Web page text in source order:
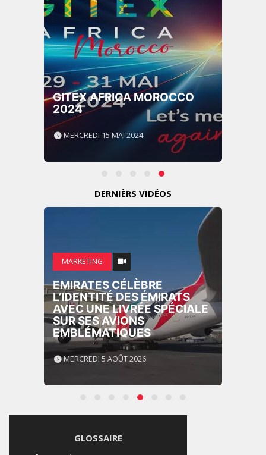
GITEX AFRICA MOROCCO
2024
MERCREDI 15 MAI 2024
DERNIÈRS VIDÉOS
MARKETING
EMIRATES CÉLÈBRE
L’IDENTITÉ DES ÉMIRATS
AVEC UNE LIVRÉE SPÉCIALE
SUR SES AVIONS
EMBLÉMATIQUES
MERCREDI 5 AOÛT 2026
GLOSSAIRE